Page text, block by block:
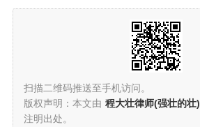
扫描二维码推送至手机访问。
版权声明：本文由 程大壮律师(强壮的壮)
注明出处。